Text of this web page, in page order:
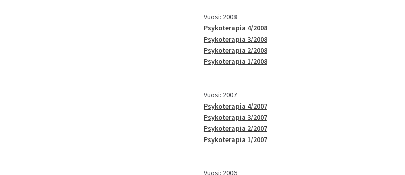
Vuosi: 2008
Psykoterapia 4/2008
Psykoterapia 3/2008
Psykoterapia 2/2008
Psykoterapia 1/2008
Vuosi: 2007
Psykoterapia 4/2007
Psykoterapia 3/2007
Psykoterapia 2/2007
Psykoterapia 1/2007
Vuosi: 2006